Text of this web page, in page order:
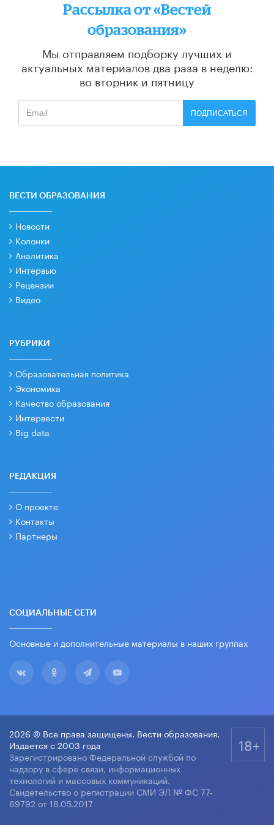
Рассылка от «Вестей
образования»
Мы отправляем подборку лучших и
актуальных материалов два раза в неделю:
во вторник и пятницу
ПОДПИСАТЬСЯ
ВЕСТИ ОБРАЗОВАНИЯ
Новости
Колонки
Аналитика
Интервью
Рецензии
Видео
РУБРИКИ
Образовательная политика
Экономика
Качество образования
Интервести
Big data
РЕДАКЦИЯ
О проекте
Контакты
Партнеры
СОЦИАЛЬНЫЕ СЕТИ
Основные и дополнительные материалы в наших группах
2026 © Все права защищены. Вести образования.
Издается с 2003 года
Зарегистрировано Федеральной службой по
надзору в сфере связи, информационных
технологий и массовых коммуникаций.
Свидетельство о регистрации СМИ ЭЛ № ФС 77-
69792 от 18.05.2017
18+